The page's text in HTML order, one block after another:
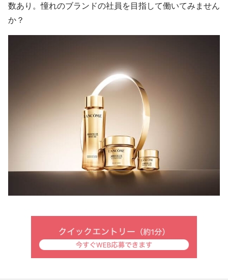
数あり。憧れのブランドの社員を目指して働いてみません
か？